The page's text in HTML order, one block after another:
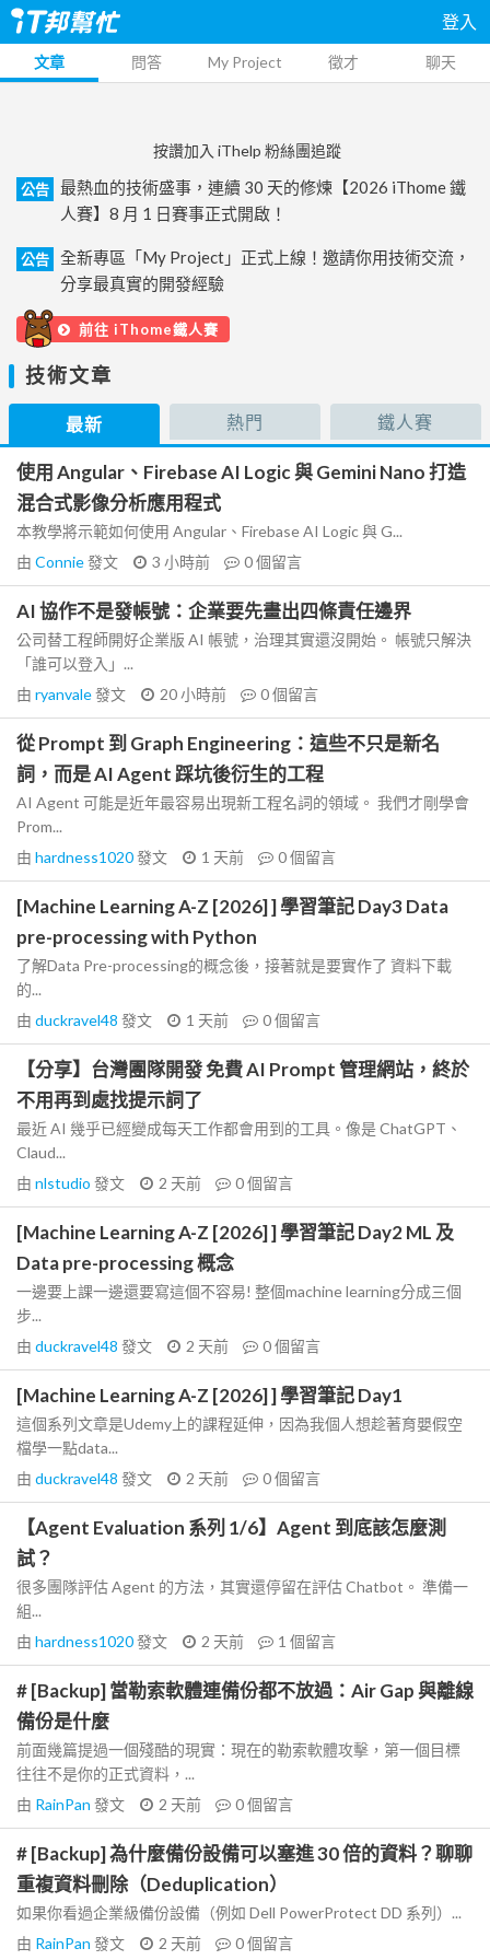
登入
文章 問答 My Project 徵才 聊天
按讚加入 iThelp 粉絲團追蹤
公告
最熱血的技術盛事，連續 30 天的修煉【2026 iThome 鐵
人賽】8 月 1 日賽事正式開啟！
公告
全新專區「My Project」正式上線！邀請你用技術交流，
分享最真實的開發經驗
前往 iThome鐵人賽
技術文章
最新 熱門 鐵人賽
使用 Angular、Firebase AI Logic 與 Gemini Nano 打造
混合式影像分析應用程式
本教學將示範如何使用 Angular、Firebase AI Logic 與 G...
由 Connie發文 3 小時前 0個留言
AI 協作不是發帳號：企業要先畫出四條責任邊界
公司替工程師開好企業版 AI 帳號，治理其實還沒開始。 帳號只解決
「誰可以登入」...
由 ryanvale發文 20 小時前 0個留言
從 Prompt 到 Graph Engineering：這些不只是新名
詞，而是 AI Agent 踩坑後衍生的工程
AI Agent 可能是近年最容易出現新工程名詞的領域。 我們才剛學會
Prom...
由 hardness1020發文 1 天前 0個留言
[Machine Learning A-Z [2026] ] 學習筆記 Day3 Data
pre-processing with Python
了解Data Pre-processing的概念後，接著就是要實作了 資料下載
的...
由 duckravel48 發文 1 天前 0個留言
【分享】台灣團隊開發 免費 AI Prompt 管理網站，終於
不用再到處找提示詞了
最近 AI 幾乎已經變成每天工作都會用到的工具。像是 ChatGPT、
Claud...
由 nlstudio 發文 2 天前 0個留言
[Machine Learning A-Z [2026] ] 學習筆記 Day2 ML 及
Data pre-processing 概念
一邊要上課一邊還要寫這個不容易! 整個machine learning分成三個
步...
由 duckravel48 發文 2 天前 0個留言
[Machine Learning A-Z [2026] ] 學習筆記 Day1
這個系列文章是Udemy上的課程延伸，因為我個人想趁著育嬰假空
檔學一點data...
由 duckravel48 發文 2 天前 0個留言
【Agent Evaluation 系列 1/6】Agent 到底該怎麼測
試？
很多團隊評估 Agent 的方法，其實還停留在評估 Chatbot。 準備一
組...
由 hardness1020發文 2 天前 1 個留言
# [Backup] 當勒索軟體連備份都不放過：Air Gap 與離線
備份是什麼
前面幾篇提過一個殘酷的現實：現在的勒索軟體攻擊，第一個目標
往往不是你的正式資料，...
由 RainPan 發文 2 天前 0個留言
# [Backup] 為什麼備份設備可以塞進 30 倍的資料？聊聊
重複資料刪除（Deduplication）
如果你看過企業級備份設備（例如 Dell PowerProtect DD 系列）...
由 RainPan 發文 2 天前 0個留言